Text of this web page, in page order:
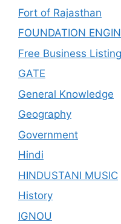
Fort of Rajasthan
FOUNDATION
Free Business
GATE
General Knowledge
Geography
Government
Hindi
HINDUSTANI MUSIC
History
IGNOU